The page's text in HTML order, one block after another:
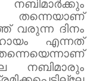
തന്നെയാണ്
വരുന്ന ദിനം
എന്നത്